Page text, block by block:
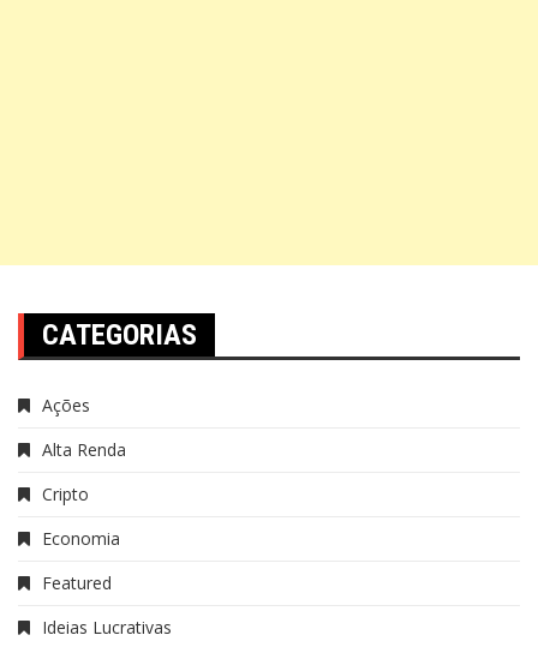
CATEGORIAS
Ações
Alta Renda
Cripto
Economia
Featured
Ideias Lucrativas